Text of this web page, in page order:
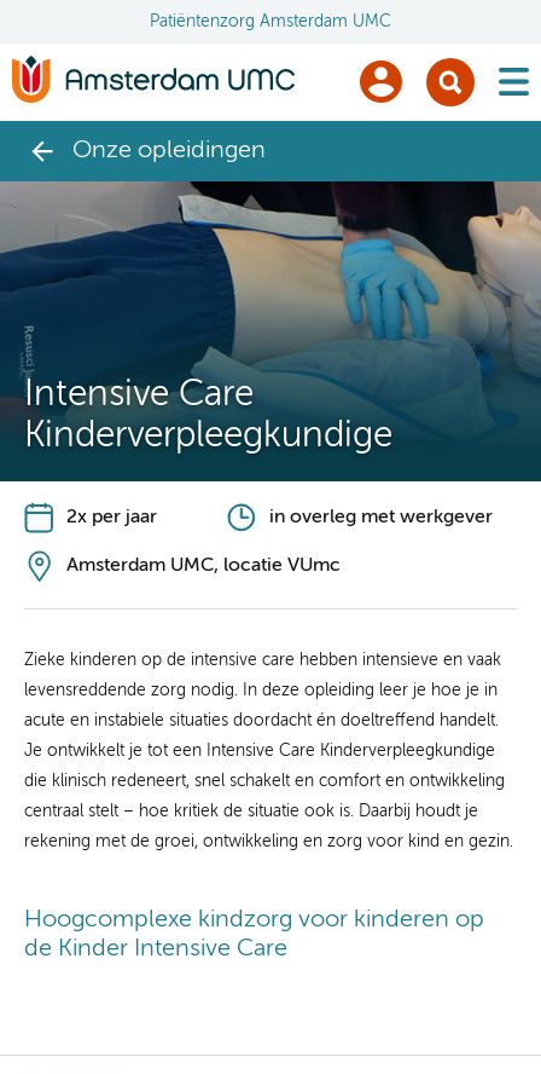
Patiëntenzorg Amsterdam UMC
Onze opleidingen
Intensive Care
Kinderverpleegkundige
2x per jaar in overleg met werkgever
Amsterdam UMC, locatie VUmc
Zieke kinderen op de intensive care hebben intensieve en vaak
levensreddende zorg nodig. In deze opleiding leer je hoe je in
acute en instabiele situaties doordacht én doeltreffend handelt.
Je ontwikkelt je tot een Intensive Care Kinderverpleegkundige
die klinisch redeneert, snel schakelt en comfort en ontwikkeling
centraal stelt – hoe kritiek de situatie ook is. Daarbij houdt je
rekening met de groei, ontwikkeling en zorg voor kind en gezin.
Hoogcomplexe kindzorg voor kinderen op
de Kinder Intensive Care